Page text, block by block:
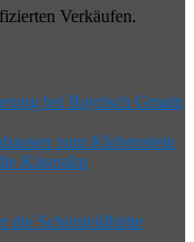
Verkäufen.
bei Bayrisch Gmain
zum Klobenstein
Käseralm
die Schönfeldhütte